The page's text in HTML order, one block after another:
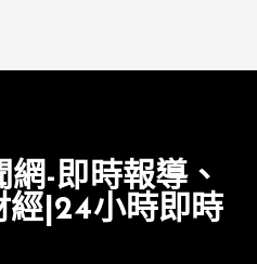
-即時報導、
經|24小時即時